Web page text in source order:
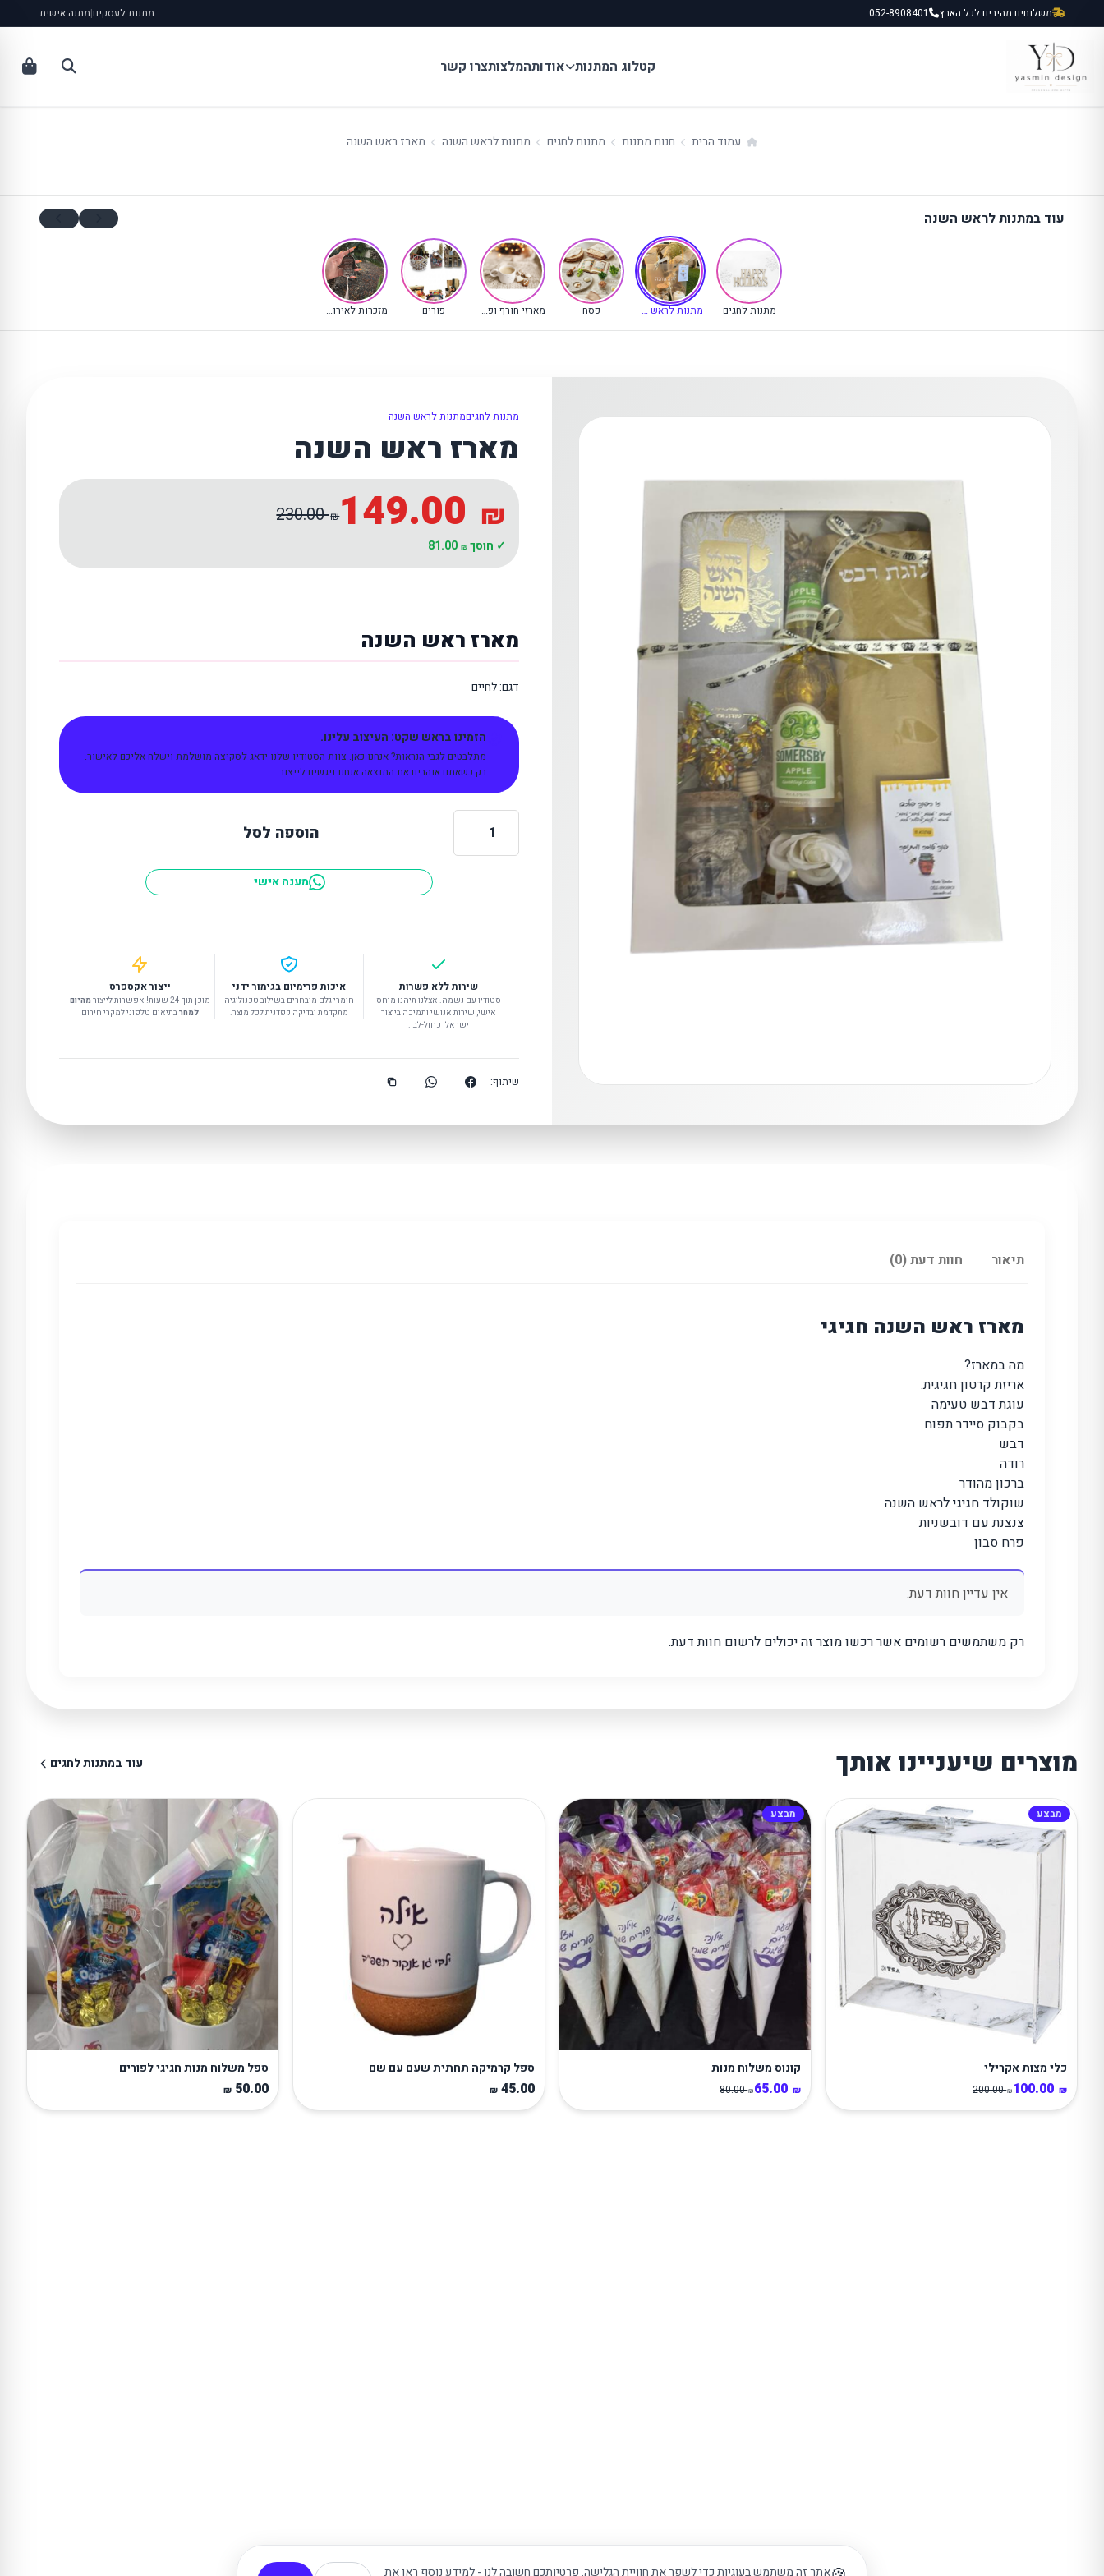
לתוכן
משלוחים מהירים לכל הארץ 052-8908401 מתנות לעסקים|מתנה אישית
קטלוג המתנות אודותהמלצותצרו קשר
עמוד הבית חנות מתנות מתנות לחגים מתנות לראש השנה מארז ראש השנה
עוד במתנות לראש השנה
מתנות לחגים מתנות לראש השנה
(קטגוריה נוכחית)
פסח מארזי חורף ופינוק פורים מזכרות לאירועים
מתנות לחגיםמתנות לראש השנה
מארז ראש השנה
149.00 ₪
230.00₪
✓ חוסך 81.00 ₪
מארז ראש השנה
דגם: לחיים
הזמינו בראש שקט: העיצוב עלינו.
מתלבטים לגבי הנראות? אנחנו כאן. צוות הסטודיו שלנו ידאג לסקיצה מושלמת וישלח אליכם לאישור.
רק כשאתם אוהבים את התוצאה אנחנו ניגשים לייצור.
כמות
של
הוספה לסל
מענה אישי
שירות ללא פשרות
סטודיו עם נשמה. אצלנו תיהנו מיחס
אישי, שירות אנושי ותמיכה בייצור
ישראלי כחול-לבן.
איכות פרימיום בגימור ידני
חומרי גלם מובחרים בשילוב טכנולוגיה
מתקדמת ובדיקה קפדנית לכל מוצר.
ייצור אקספרס
מוכן תוך 24 שעות! אפשרות לייצור
מהיום
למחרבתיאום טלפוני למקרי חירום
שיתוף:
תיאור חוות דעת (0)
מארז ראש השנה חגיגי
מה במארז?
אריזת קרטון חגיגית:
עוגת דבש טעימה
בקבוק סיידר תפוח
דבש
רודה
ברכון מהודר
שוקולד חגיגי לראש השנה
צנצנת עם דובשניות
פרח סבון
אין עדיין חוות דעת.
רק משתמשים רשומים אשר רכשו מוצר זה יכולים לרשום חוות דעת.
מוצרים שיעניינו אותך עוד במתנות לחגים
מבצע
כלי מצות אקרילי
100.00 ₪
200.00₪
מבצע
קונוס משלוח מנות
65.00 ₪
80.00₪
ספל קרמיקה תחתית שעם עם שם
45.00
₪
ספל משלוח מנות חגיגי לפורים
50.00
₪
אתר זה משתמש בעוגיות כדי לשפר את חוויית הגלישה. פרטיותכם חשובה לנו - למידע נוסף ראו את